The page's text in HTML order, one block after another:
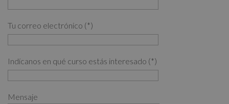
Tu correo electrónico (*)
Indícanos en qué curso estás interesado (*)
Mensaje